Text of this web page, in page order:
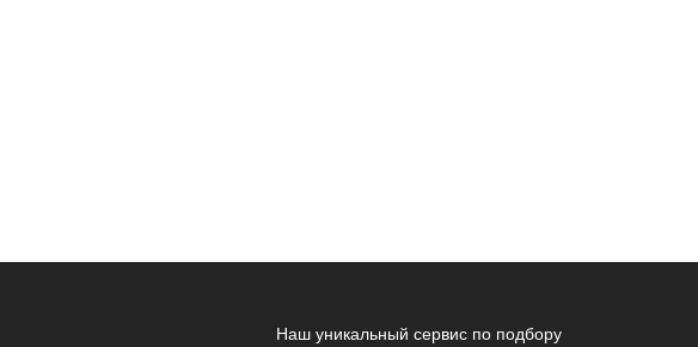
Наш уникальный сервис по подбору